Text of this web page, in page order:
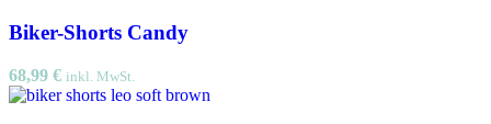
Biker-Shorts Candy
68,99 € inkl. MwSt.